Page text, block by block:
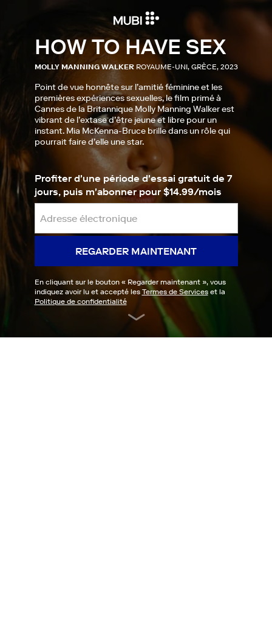
HOW TO HAVE SEX
MOLLY MANNING WALKER ROYAUME-UNI, GRÈCE, 2023
Point de vue honnête sur l’amitié féminine et les
premières expériences sexuelles, le film primé à
Cannes de la Britannique Molly Manning Walker est
vibrant de l’extase d’être jeune et libre pour un
instant. Mia McKenna-Bruce brille dans un rôle qui
pourrait faire d’elle une star.
Profiter d'une période d'essai gratuit de 7
jours, puis m'abonner pour $14.99/mois
REGARDER MAINTENANT
En cliquant sur le bouton « Regarder maintenant», vous
indiquez avoir lu et accepté les Termes de Serviceset la
Politique de confidentialité